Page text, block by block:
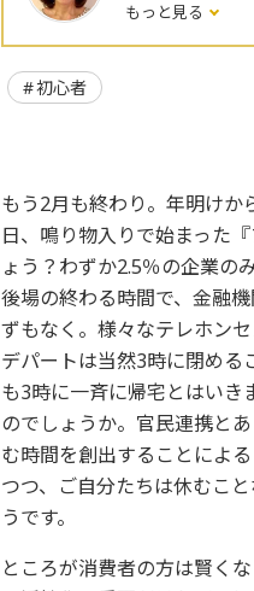
もっと見る
初心者
もう2月も終わり。年明けか
日、鳴り物入りで始まった
ょう？わずか2.5％の企業の
後場の終わる時間で、金融
ずもなく。様々なテレホン
デパートは当然3時に閉める
も3時に一斉に帰宅とはいき
のでしょうか。官民連携と
む時間を創出することによ
つつ、ご自分たちは休むこ
うです。
ところが消費者の方は賢く